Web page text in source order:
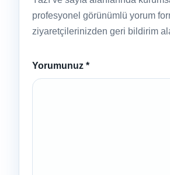
profesyonel görünümlü yorum
ziyaretçilerinizden geri bildirim
Yorumunuz *